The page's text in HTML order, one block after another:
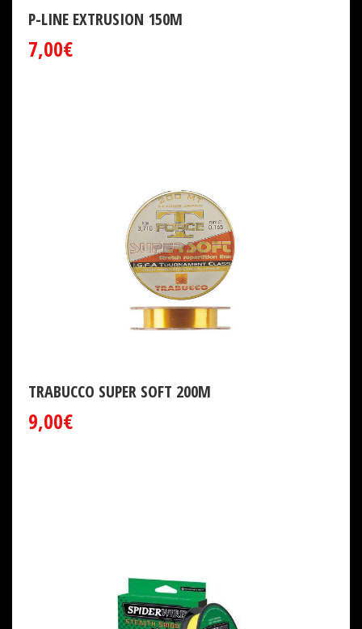
P-LINE EXTRUSION 150M
7,00€
TRABUCCO SUPER SOFT 200M
9,00€